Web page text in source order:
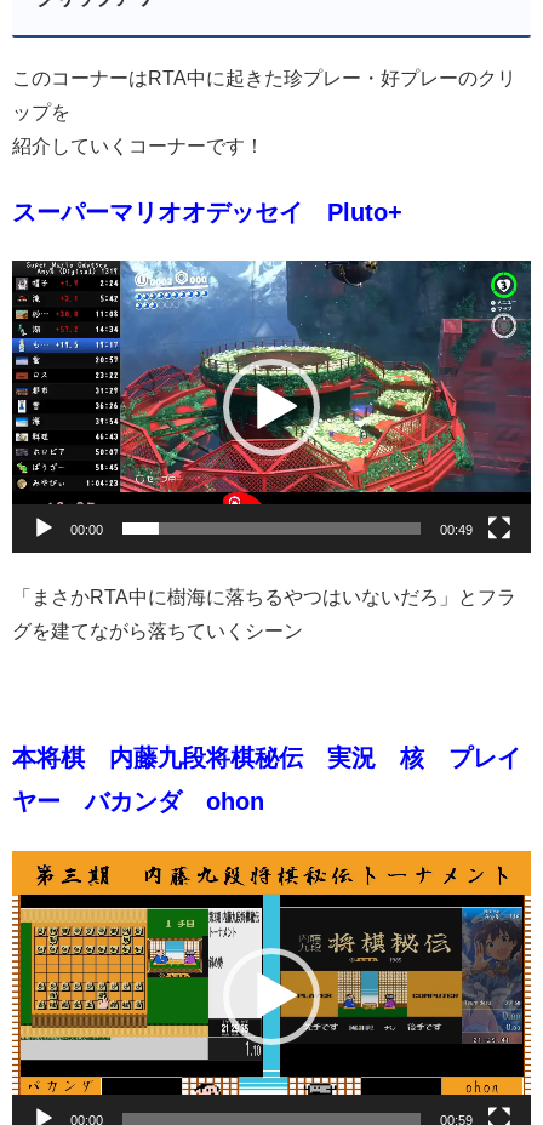
このコーナーはRTA中に起きた珍プレー・好プレーのクリ
ップを
紹介していくコーナーです！
スーパーマリオオデッセイ Pluto+
動
画
プ
レ
ー
ヤ
ー
00:00 00:49
「まさかRTA中に樹海に落ちるやつはいないだろ」とフラ
グを建てながら落ちていくシーン
本将棋 内藤九段将棋秘伝 実況 核 プレイ
ヤー バカンダ ohon
画
プ
レ
ー
ヤ
ー
00:00 00:59